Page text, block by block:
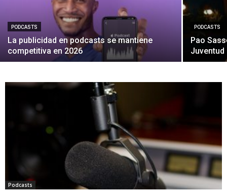
PODCASTS
La publicidad en podcasts se mantiene
competitiva en 2026
PODCASTS
Pao
Juventud
Podcasts